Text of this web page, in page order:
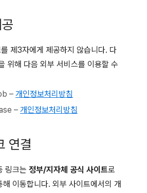
제3자에게 제공하지 않습니다. 다
위해 다음 외부 서비스를 이용할 수
– 개인정보처리방침
– 개인정보처리방침
연결
링크는 정부/지자체 공식 사이트로
이동합니다. 외부 사이트에서의 개